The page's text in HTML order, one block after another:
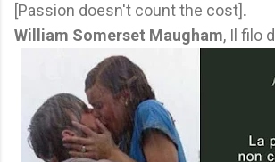
[Passion doesn't count the cost].
William Somerset Maugham, Il filo